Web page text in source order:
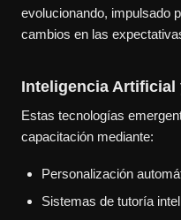
evolucionando, impulsado
cambios en las
Inteligencia Artificial
Estas tecnologías
capacitación mediante:
Personalización
Sistemas de tutoría